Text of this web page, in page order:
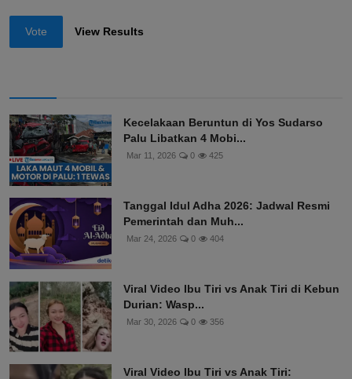
Vote View Results
Kecelakaan Beruntun di Yos Sudarso
Palu Libatkan 4 Mobi...
Mar 11, 2026 0 425
Tanggal Idul Adha 2026: Jadwal Resmi
Pemerintah dan Muh...
Mar 24, 2026 0 404
Viral Video Ibu Tiri vs Anak Tiri di Kebun
Durian: Wasp...
Mar 30, 2026 0 356
Viral Video Ibu Tiri vs Anak Tiri: